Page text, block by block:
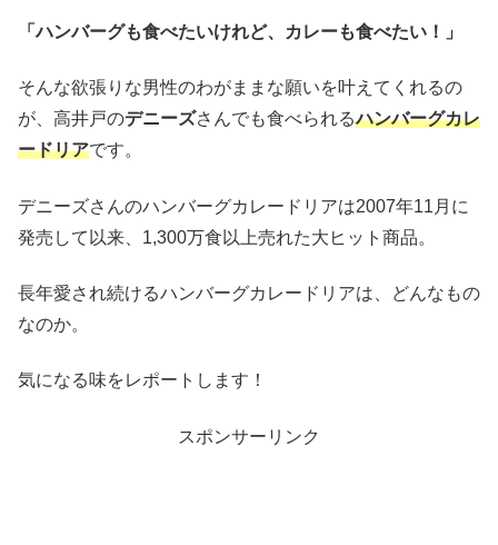
「ハンバーグも食べたいけれど、カレーも食べたい！」
そんな欲張りな男性のわがままな願いを叶えてくれるの
が、高井戸のデニーズさんでも食べられるハンバーグカレ
ードリアです。
デニーズさんのハンバーグカレードリアは2007年11月に
発売して以来、1,300万食以上売れた大ヒット商品。
長年愛され続けるハンバーグカレードリアは、どんなもの
なのか。
気になる味をレポートします！
スポンサーリンク